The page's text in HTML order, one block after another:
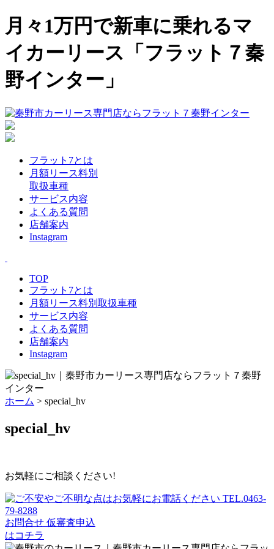
月々1万円で新車に乗れるマ
イカーリース「フラット７秦
野インター」
フラット7とは
月額リース料別
取扱車種
サービス内容
よくある質問
店舗案内
Instagram
TOP
フラット7とは
月額リース料別取扱車種
サービス内容
よくある質問
店舗案内
Instagram
ホーム > special_hv
special_hv
お気軽にご相談ください!
お問合せ 仮審査申込
はコチラ